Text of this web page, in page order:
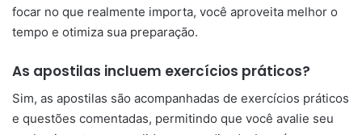
focar no que realmente importa, você aproveita melhor o
tempo e otimiza sua preparação.
As apostilas incluem exercícios práticos?
Sim, as apostilas são acompanhadas de exercícios práticos
e questões comentadas, permitindo que você avalie seu